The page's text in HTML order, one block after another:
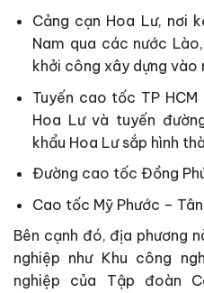
Cảng cạn Hoa Lư, nơi
Nam qua các nước
khởi công xây dựng vào
Tuyến cao tốc TP
Hoa Lư và tuyến
khẩu Hoa Lư sắp hình
Đường cao tốc Đồng
Cao tốc Mỹ Phước –
Bên cạnh đó, địa phương
nghiệp như Khu công
nghiệp của Tập đoàn